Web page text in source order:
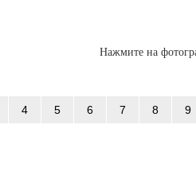
Нажмите на
4 5 6 7 8 9